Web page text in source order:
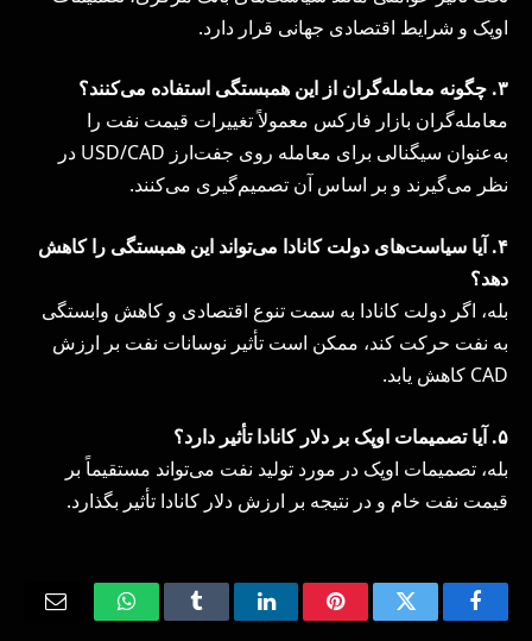
اوپک و شرایط اقتصادی جهانی قرار دارد.
۳. چگونه معامله‌گران از این همبستگی استفاده می‌کنند؟
معامله‌گران بازار فارکس معمولاً تغییرات قیمت نفت را
به‌عنوان سیگنالی برای معامله روی جفت‌ارز USD/CAD در
نظر می‌گیرند و بر اساس آن تصمیم‌گیری می‌کنند.
۴. آیا سیاست‌های دولت کانادا می‌تواند این همبستگی را کاهش
دهد؟
بله، اگر دولت کانادا به سمت تنوع اقتصادی و کاهش وابستگی
به نفت حرکت کند، ممکن است تأثیر نوسانات نفت بر ارزش
CAD کاهش یابد.
۵. آیا تصمیمات اوپک بر دلار کانادا تأثیر دارد؟
بله، تصمیمات اوپک در مورد تولید نفت می‌تواند مستقیماً بر
قیمت نفت خام و در نتیجه بر ارزش دلار کانادا تأثیر بگذارد.
Facebook
Twitter
Pinterest
LinkedIn
Tumblr
WhatsApp
Email